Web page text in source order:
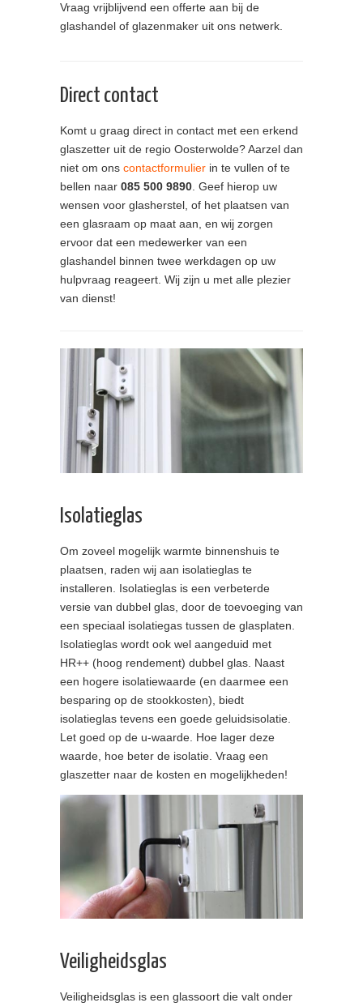
Vraag vrijblijvend een offerte aan bij de
glashandel of glazenmaker uit ons netwerk.
Direct contact
Komt u graag direct in contact met een erkend
glaszetter uit de regio Oosterwolde? Aarzel dan
niet om ons contactformulier in te vullen of te
bellen naar 085 500 9890. Geef hierop uw
wensen voor glasherstel, of het plaatsen van
een glasraam op maat aan, en wij zorgen
ervoor dat een medewerker van een
glashandel binnen twee werkdagen op uw
hulpvraag reageert. Wij zijn u met alle plezier
van dienst!
Isolatieglas
Om zoveel mogelijk warmte binnenshuis te
plaatsen, raden wij aan isolatieglas te
installeren. Isolatieglas is een verbeterde
versie van dubbel glas, door de toevoeging van
een speciaal isolatiegas tussen de glasplaten.
Isolatieglas wordt ook wel aangeduid met
HR++ (hoog rendement) dubbel glas. Naast
een hogere isolatiewaarde (en daarmee een
besparing op de stookkosten), biedt
isolatieglas tevens een goede geluidsisolatie.
Let goed op de u-waarde. Hoe lager deze
waarde, hoe beter de isolatie. Vraag een
glaszetter naar de kosten en mogelijkheden!
Veiligheidsglas
Veiligheidsglas is een glassoort die valt onder